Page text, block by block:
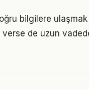
bilgilere
de uzun